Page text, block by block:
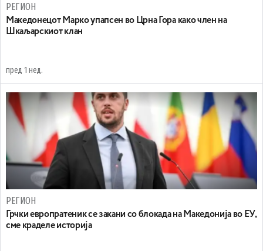
РЕГИОН
Maкедонецот Марко упапсен во Црна Гора како член на
Шкаљарскиот клан
пред 1 нед.
РЕГИОН
Грчки европратеник се закани со блокада на Македонија во ЕУ,
сме краделе историја